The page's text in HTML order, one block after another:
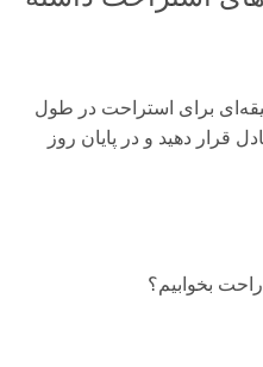
حداقل یک وقفه ۱۵ دقیقه‌ای برای استراحت در طول
قرار دهید و در پایان روز
بخوابیم؟